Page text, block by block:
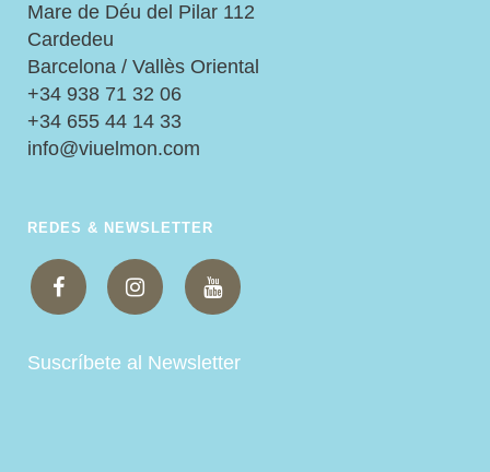
Mare de Déu del Pilar 112
Cardedeu
Barcelona / Vallès Oriental
+34 938 71 32 06
+34 655 44 14 33
info@viuelmon.com
REDES & NEWSLETTER
Suscríbete al Newsletter